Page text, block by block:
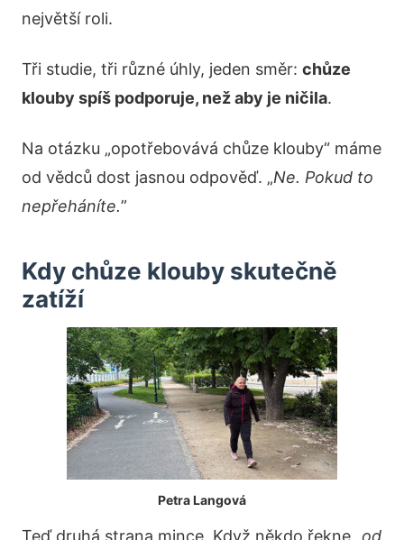
největší roli.
Tři studie, tři různé úhly, jeden směr: chůze
klouby spíš podporuje, než aby je ničila.
Na otázku „opotřebovává chůze klouby“ máme
od vědců dost jasnou odpověď. „Ne. Pokud to
nepřeháníte.”
Kdy chůze klouby skutečně
zatíží
Petra Langová
Teď druhá strana mince. Když někdo řekne „ od